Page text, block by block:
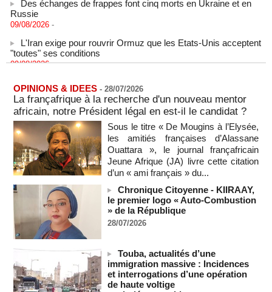
Russie
09/08/2026
"toutes" ses conditions
09/08/2026 -
États-Unis
09/08/2026 -
Chine : plus d’un million de personnes évacuées avant
l’arrivée du typhon Dolphin
09/08/2026 -
un ancien colistier du Rassemblement national écroué pour
le meurtre présumé de son ex-compagne
09/08/2026 -
ENTRETIEN EXCLUSIF – Boubacar Boris Diop : « Dans le
Sahel, l’enjeu n’est pas la lutte pour la démocratie mais la
résistance à des puissances décidées à semer le chaos »
(Partie 2 & fin)
09/08/2026 -MOMAR DIENG
Les Émirats arabes unis annoncent que l'Iran a ciblé l'un de
leurs navires avec un missile dans le détroit d'Ormuz
08/08/2026 -
OPINIONS & IDEES - 28/07/2026
La françafrique à la recherche d'un nouveau mentor
africain, notre Président légal en est-il le candidat ?
Sous le titre « De Mougins à l’Elysée,
les amitiés françaises d’Alassane
Ouattara », le journal françafricain
Jeune Afrique (JA) livre cette citation
d’un « ami français » du...
Chronique Citoyenne - KIIRAAY,
le premier logo « Auto-Combustion
» de la République
28/07/2026
Touba, actualités d’une
immigration massive : Incidences
et interrogations d’une opération
de haute voltige